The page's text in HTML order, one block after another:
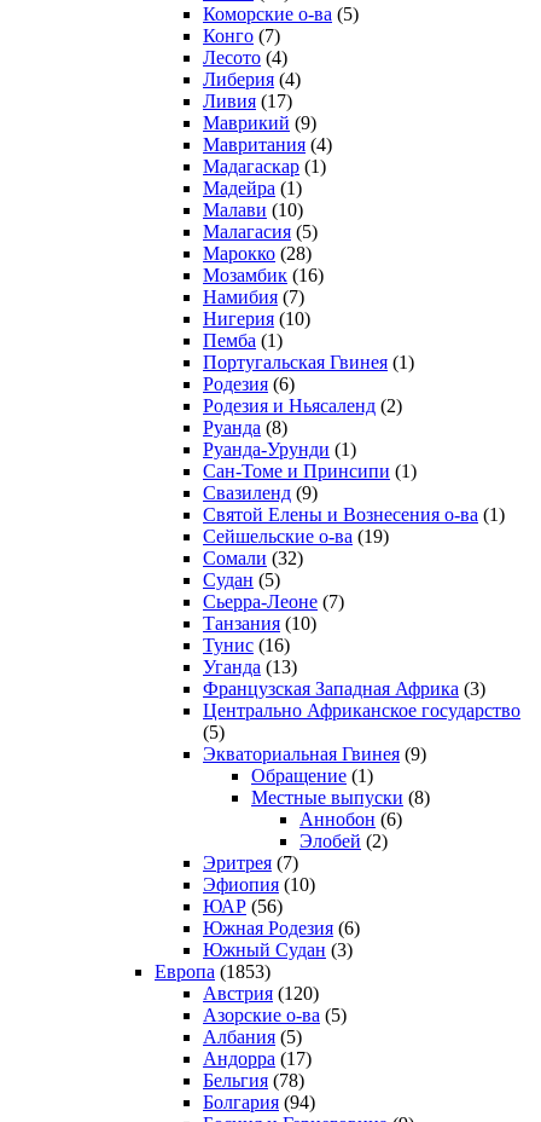
Коморcкие о-ва (5)
Конго (7)
Лесото (4)
Либерия (4)
Ливия (17)
Маврикий (9)
Мавритания (4)
Мадагаскар (1)
Мадейра (1)
Малави (10)
Малагасия (5)
Марокко (28)
Мозамбик (16)
Намибия (7)
Нигерия (10)
Пемба (1)
Португальская Гвинея (1)
Родезия (6)
Родезия и Ньясаленд (2)
Руанда (8)
Руанда-Урунди (1)
Сан-Томе и Принсипи (1)
Свазиленд (9)
Святой Елены и Вознесения о-ва (1)
Сейшельские о-ва (19)
Сомали (32)
Судан (5)
Сьерра-Леоне (7)
Танзания (10)
Тунис (16)
Уганда (13)
Французская Западная Африка (3)
Центрально Африканское государство
(5)
Экваториальная Гвинея (9)
Обращение (1)
Местные выпуски (8)
Аннобон (6)
Элобей (2)
Эритрея (7)
Эфиопия (10)
ЮАР (56)
Южная Родезия (6)
Южный Судан (3)
Европа (1853)
Австрия (120)
Азорские о-ва (5)
Албания (5)
Андорра (17)
Бельгия (78)
Болгария (94)